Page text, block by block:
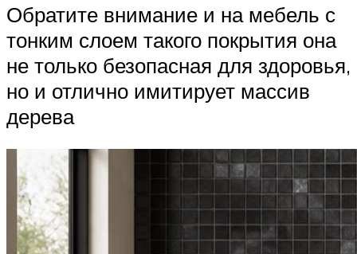
Обратите внимание и на мебель с
тонким слоем такого покрытия она
не только безопасная для здоровья,
но и отлично имитирует массив
дерева